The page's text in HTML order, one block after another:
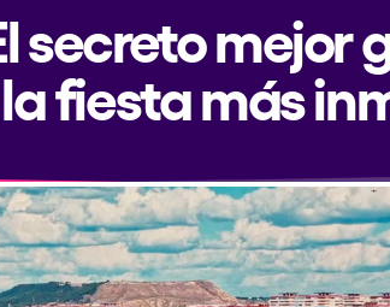
secreto mejor
fiesta más